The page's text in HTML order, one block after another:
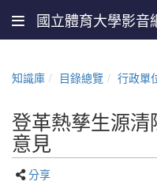
國立體育大學影音
知識庫 目錄總覽 行政單
登革熱孳生源
意見
分享